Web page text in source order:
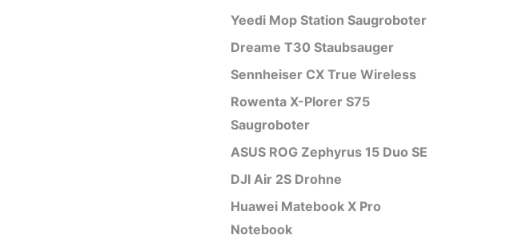
Yeedi Mop Station Saugroboter
Dreame T30 Staubsauger
Sennheiser CX True Wireless
Rowenta X-Plorer S75
Saugroboter
ASUS ROG Zephyrus 15 Duo SE
DJI Air 2S Drohne
Huawei Matebook X Pro
Notebook